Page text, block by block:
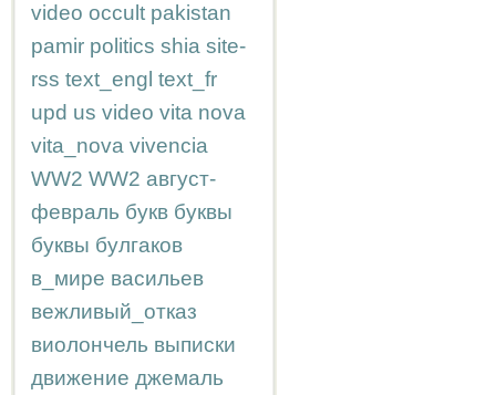
video occult pakistan
pamir politics shia site-
rss text_engl text_fr
upd us video vita nova
vita_nova vivencia
WW2 WW2 август-
февраль букв буквы
буквы булгаков
в_мире васильев
вежливый_отказ
виолончель выписки
движение джемаль